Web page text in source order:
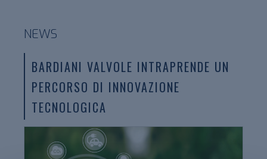
NEWS
BARDIANI VALVOLE INTRAPRENDE UN
PERCORSO DI INNOVAZIONE
TECNOLOGICA